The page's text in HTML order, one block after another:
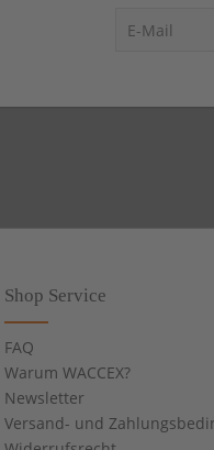
Shop Service
FAQ
Warum WACCEX?
Newsletter
Versand- und